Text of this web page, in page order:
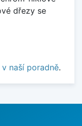
dřezy se
v naší poradně.